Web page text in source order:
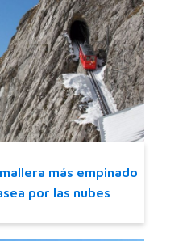
más empinado
por las nubes